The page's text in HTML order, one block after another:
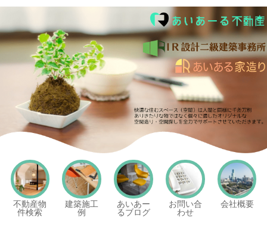
あいあーる不動産
不動産物
件検索
建築施工
例
あいあー
るブログ
お問い合
わせ
会社概要